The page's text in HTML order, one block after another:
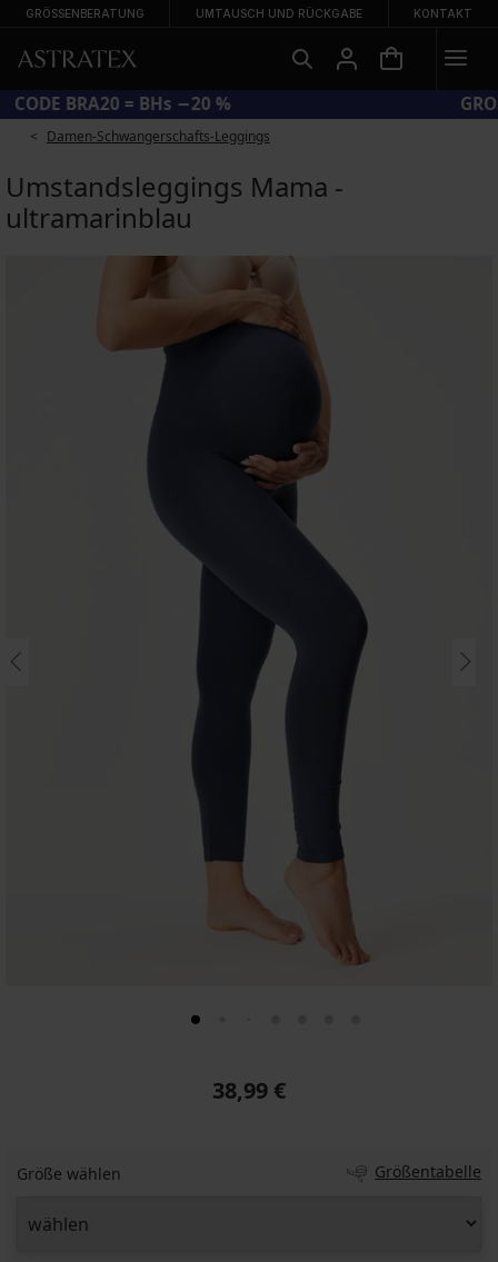
GRÖSSENBERATUNG UMTAUSCH UND RÜCKGABE KONTAKT
CODE BRA20 = BHs −20 %
Damen-Schwangerschafts-Leggings
Umstandsleggings Mama -
ultramarinblau
38,99 €
Größe wählen Größentabelle